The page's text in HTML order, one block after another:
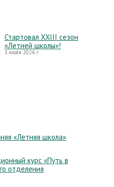
Стартовал XXIII сезон
«Летней школы»!
1 июля 2026 г.
«Летняя школа»
курс «Путь в
отделения